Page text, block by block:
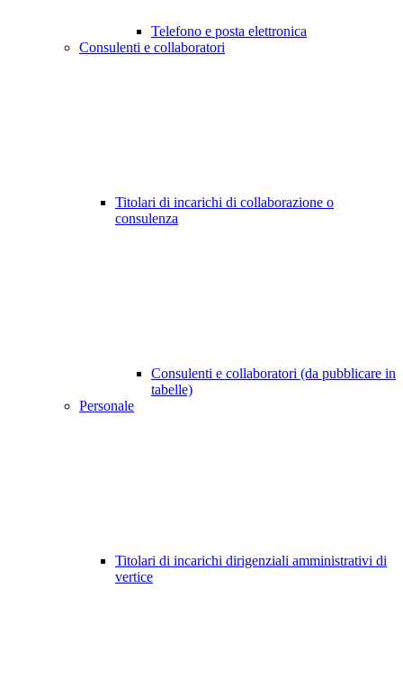
Telefono e posta elettronica
Consulenti e collaboratori
Titolari di incarichi di collaborazione o
consulenza
Consulenti e collaboratori (da pubblicare in
tabelle)
Personale
Titolari di incarichi dirigenziali amministrativi di
vertice